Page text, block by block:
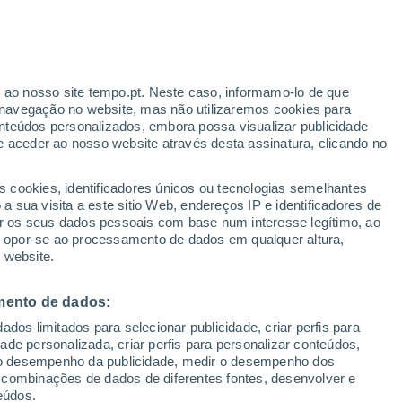
nosso site tempo.pt. Neste caso, informamo-lo de que
no website, mas não utilizaremos cookies para
personalizados, embora possa visualizar publicidade
ao nosso website através desta assinatura, clicando no
cookies, identificadores únicos ou tecnologias semelhantes
sua visita a este sitio Web, endereços IP e identificadores de
seus dados pessoais com base num interesse legítimo, ao
se ao processamento de dados em qualquer altura,
de dados:
limitados para selecionar publicidade, criar perfis para
personalizada, criar perfis para personalizar conteúdos,
da publicidade, medir o desempenho dos
de dados de diferentes fontes, desenvolver e
12 15 18 21 00 03 06 09 12 15 18 21 00
2.2
1.1
32°
31°
33°
30°
28°